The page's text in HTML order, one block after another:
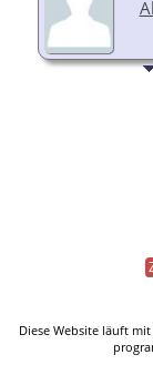
Diese Website läuft mit